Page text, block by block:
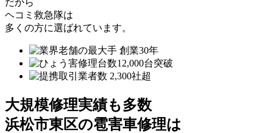
ヘコミ救急隊は
多くの方に選ばれています。
大規模修理実績も多数
浜松市東区の雹害車修理は